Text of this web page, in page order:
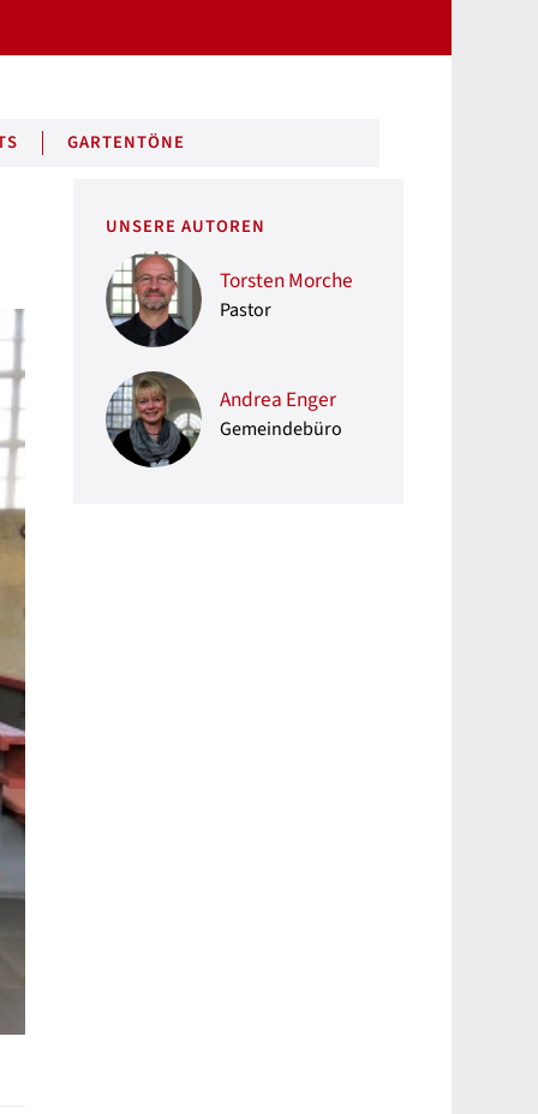
GARTENTÖNE
UNSERE AUTOREN
Torsten Morche
Pastor
Andrea Enger
Gemeindebüro